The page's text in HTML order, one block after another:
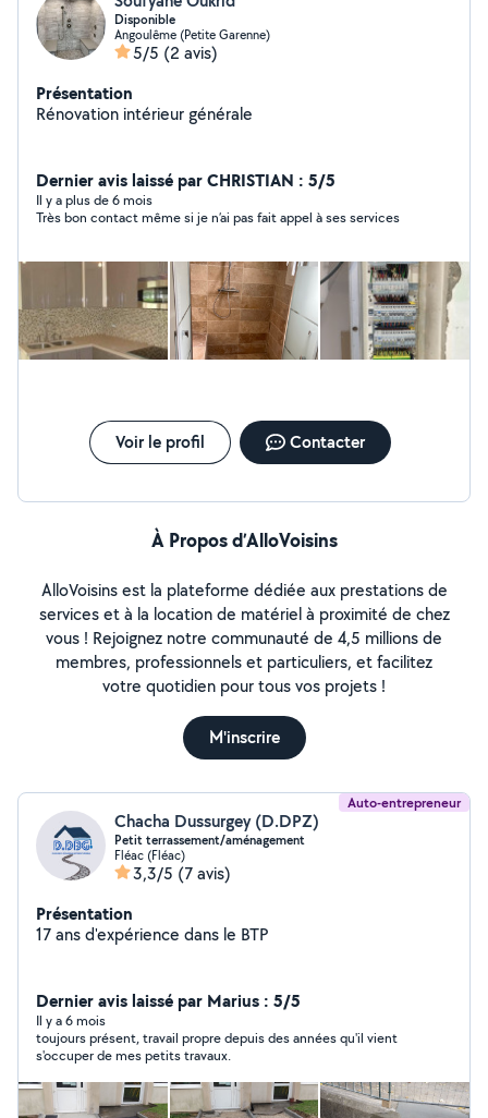
Disponible
Angoulême (Petite Garenne)
5/5 (2 avis)
Présentation
Rénovation intérieur générale
Dernier avis laissé par CHRISTIAN : 5/5
Il y a plus de 6 mois
Très bon contact même si je n’ai pas fait appel à ses services
Voir le profil Contacter
À Propos d’AlloVoisins
AlloVoisins est la plateforme dédiée aux prestations de
services et à la location de matériel à proximité de chez
vous ! Rejoignez notre communauté de 4,5 millions de
membres, professionnels et particuliers, et facilitez
votre quotidien pour tous vos projets !
M'inscrire
Auto-entrepreneur
Chacha Dussurgey (D.DPZ)
Petit terrassement/aménagement
Fléac (Fléac)
3,3/5 (7 avis)
Présentation
17 ans d'expérience dans le BTP
Dernier avis laissé par Marius : 5/5
Il y a 6 mois
toujours présent, travail propre depuis des années qu'il vient
s'occuper de mes petits travaux.